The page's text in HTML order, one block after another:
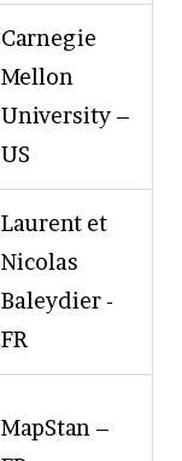
Carnegie
Mellon
University –
US
Laurent et
Nicolas
Baleydier -
FR
MapStan –